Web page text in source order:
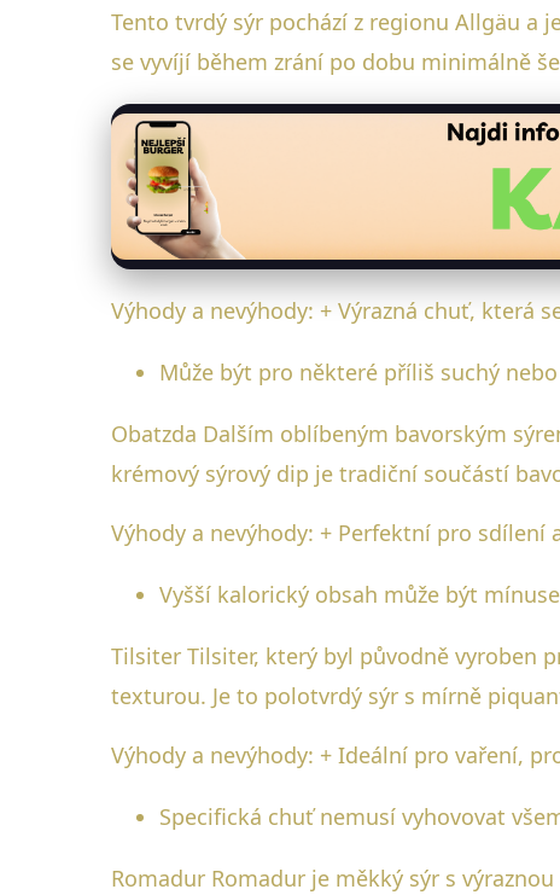
Tento tvrdý sýr pochází z regionu Allgäu a
se vyvíjí během zrání po dobu minimálně
Výhody a nevýhody: + Výrazná chuť, která
Může být pro některé příliš suchý
Obatzda Dalším oblíbeným bavorským
krémový sýrový dip je tradiční součástí
Výhody a nevýhody: + Perfektní pro sdílení
Vyšší kalorický obsah může být
Tilsiter Tilsiter, který byl původně vyroben
texturou. Je to polotvrdý sýr s mírně
Výhody a nevýhody: + Ideální pro vaření,
Specifická chuť nemusí vyhovovat
Romadur Romadur je měkký sýr s